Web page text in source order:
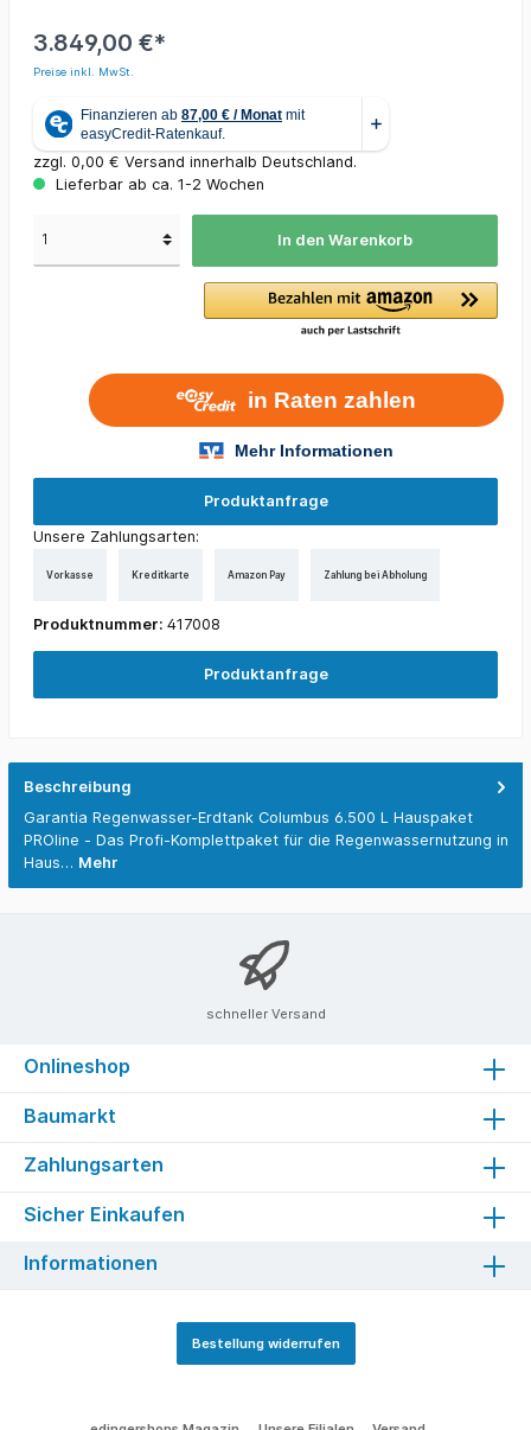
3.849,00 €*
Preise inkl. MwSt.
zzgl. 0,00 € Versand innerhalb Deutschland.
Lieferbar ab ca. 1-2 Wochen
In den Warenkorb
Produktanfrage
Unsere Zahlungsarten:
Vorkasse Kreditkarte Amazon Pay Zahlung bei Abholung
Produktnummer: 417008
Produktanfrage
Beschreibung
Garantia Regenwasser-Erdtank Columbus 6.500 L Hauspaket
PROline - Das Profi-Komplettpaket für die Regenwassernutzung in
Haus… Mehr
schneller Versand
Onlineshop
Baumarkt
Zahlungsarten
Sicher Einkaufen
Informationen
Bestellung widerrufen